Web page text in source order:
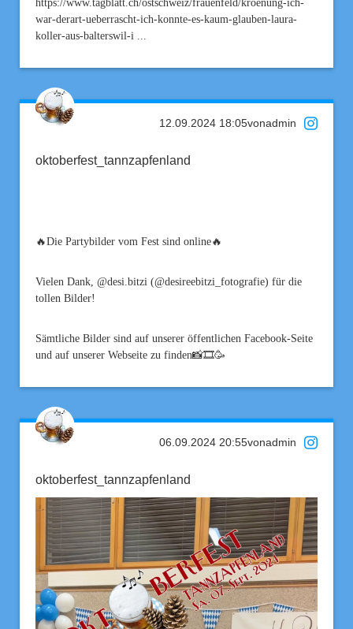
https://www.tagblatt.ch/ostschweiz/frauenfeld/kroenung-ich-
war-derart-ueberrascht-ich-konnte-es-kaum-glauben-laura-
koller-aus-balterswil-i ...
12.09.2024 18:05vonadmin
oktoberfest_tannzapfenland
🔥Die Partybilder vom Fest sind online🔥
Vielen Dank, @desi.bitzi (@desireebitzi_fotografie) für die
tollen Bilder!
Sämtliche Bilder sind auf unserer öffentlichen Facebook-Seite
und auf unserer Webseite zu finden📸🎞️🥳
06.09.2024 20:55vonadmin
oktoberfest_tannzapfenland